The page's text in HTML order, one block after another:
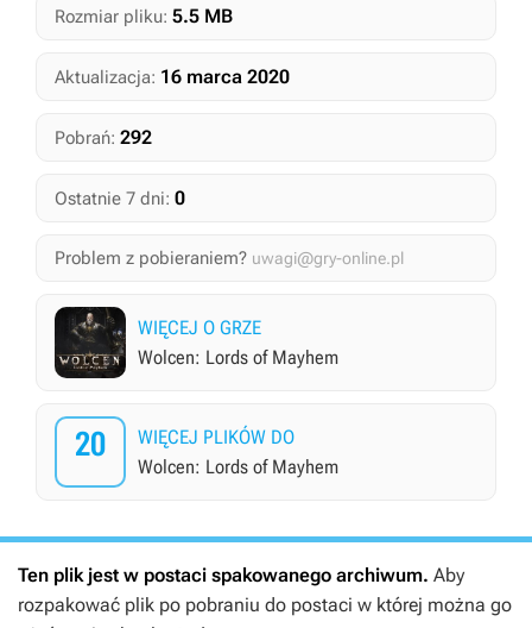
Rozmiar pliku: 5.5 MB
Aktualizacja: 16 marca 2020
Pobrań: 292
Ostatnie 7 dni: 0
Problem z pobieraniem? uwagi@gry-online.pl
WIĘCEJ O GRZE
Wolcen: Lords of Mayhem
20
WIĘCEJ PLIKÓW DO
Wolcen: Lords of Mayhem
Ten plik jest w postaci spakowanego archiwum. Aby
rozpakować plik po pobraniu do postaci w której można go